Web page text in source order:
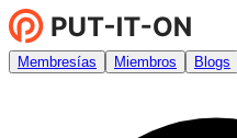
Membresías Miembros Blogs